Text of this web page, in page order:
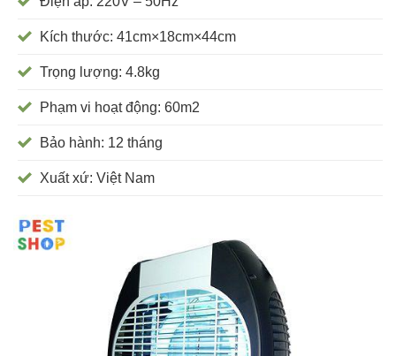
Kích thước: 41cm×18cm×44cm
Trọng lượng: 4.8kg
Phạm vi hoạt động: 60m2
Bảo hành: 12 tháng
Xuất xứ: Việt Nam